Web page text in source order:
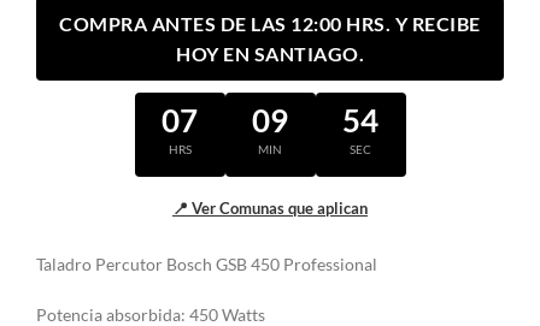
COMPRA ANTES DE LAS 12:00 HRS. Y RECIBE
HOY EN SANTIAGO.
07
HRS
09
MIN
53
SEC
📍 Ver Comunas que aplican
Taladro Percutor Bosch GSB 450 Professional
Potencia absorbida: 450 Watts